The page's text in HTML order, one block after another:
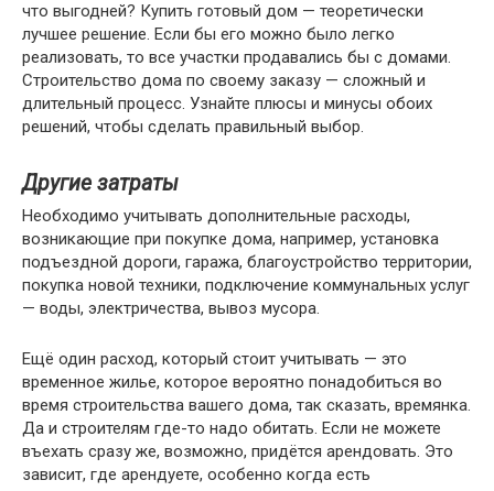
что выгодней? Купить готовый дом — теоретически
лучшее решение. Если бы его можно было легко
реализовать, то все участки продавались бы с домами.
Строительство дома по своему заказу — сложный и
длительный процесс. Узнайте плюсы и минусы обоих
решений, чтобы сделать правильный выбор.
Другие затраты
Необходимо учитывать дополнительные расходы,
возникающие при покупке дома, например, установка
подъездной дороги, гаража, благоустройство территории,
покупка новой техники, подключение коммунальных услуг
— воды, электричества, вывоз мусора.
Ещё один расход, который стоит учитывать — это
временное жилье, которое вероятно понадобиться во
время строительства вашего дома, так сказать, времянка.
Да и строителям где-то надо обитать. Если не можете
въехать сразу же, возможно, придётся арендовать. Это
зависит, где арендуете, особенно когда есть